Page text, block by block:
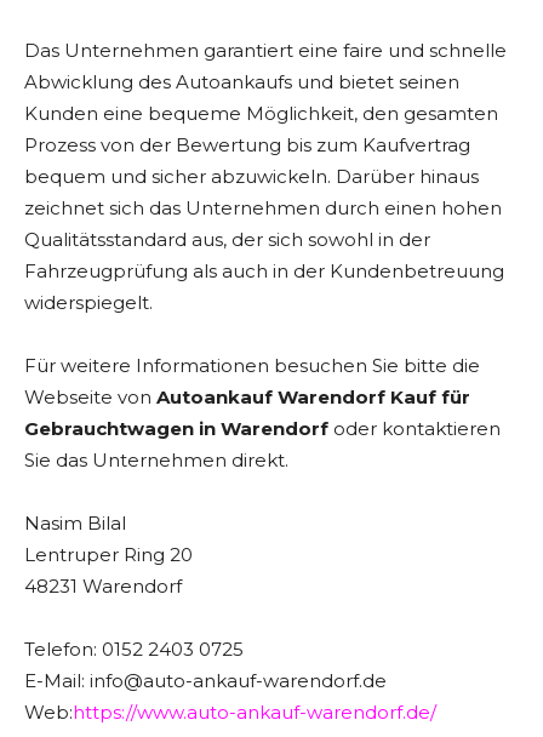
Das Unternehmen garantiert eine faire und schnelle
Abwicklung des Autoankaufs und bietet seinen
Kunden eine bequeme Möglichkeit, den gesamten
Prozess von der Bewertung bis zum Kaufvertrag
bequem und sicher abzuwickeln. Darüber hinaus
zeichnet sich das Unternehmen durch einen hohen
Qualitätsstandard aus, der sich sowohl in der
Fahrzeugprüfung als auch in der Kundenbetreuung
widerspiegelt.
Für weitere Informationen besuchen Sie bitte die
Webseite von Autoankauf Warendorf Kauf für
Gebrauchtwagen in Warendorf oder kontaktieren
Sie das Unternehmen direkt.
Nasim Bilal
Lentruper Ring 20
48231 Warendorf
Telefon: 0152 2403 0725
E-Mail: info@auto-ankauf-warendorf.de
Web:https://www.auto-ankauf-warendorf.de/